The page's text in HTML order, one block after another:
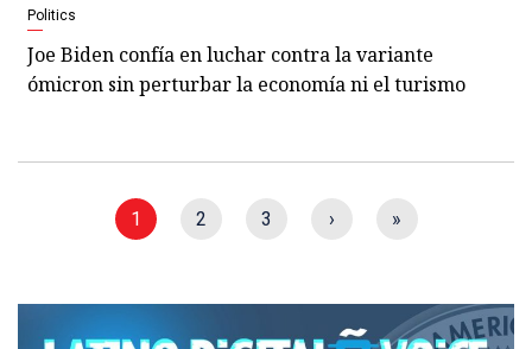
Politics
Joe Biden confía en luchar contra la variante
ómicron sin perturbar la economía ni el turismo
1 2 3 › »